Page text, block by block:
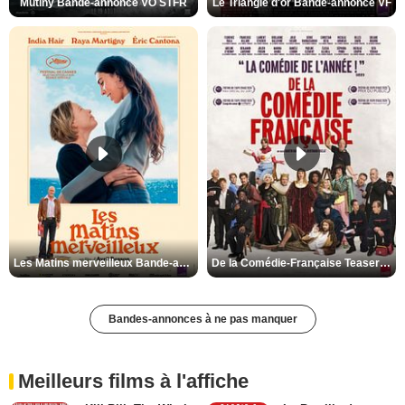
Les Matins merveilleux Bande-annonce VF De la Comédie-Française Teaser VF
Bandes-annonces à ne pas manquer
Meilleurs films à l'affiche